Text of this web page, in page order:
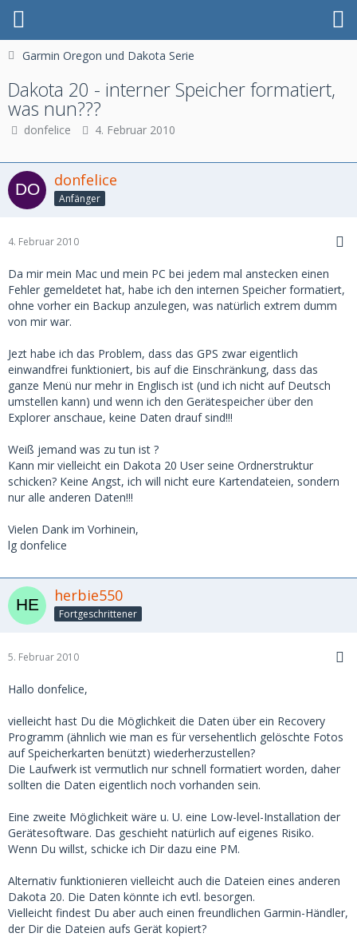
Garmin Oregon und Dakota Serie
Dakota 20 - interner Speicher formatiert,
was nun???
donfelice 4. Februar 2010
donfelice
Anfänger
4. Februar 2010
Da mir mein Mac und mein PC bei jedem mal anstecken einen
Fehler gemeldetet hat, habe ich den internen Speicher formatiert,
ohne vorher ein Backup anzulegen, was natürlich extrem dumm
von mir war.
Jezt habe ich das Problem, dass das GPS zwar eigentlich
einwandfrei funktioniert, bis auf die Einschränkung, dass das
ganze Menü nur mehr in Englisch ist (und ich nicht auf Deutsch
umstellen kann) und wenn ich den Gerätespeicher über den
Explorer anschaue, keine Daten drauf sind!!!
Weiß jemand was zu tun ist ?
Kann mir vielleicht ein Dakota 20 User seine Ordnerstruktur
schicken? Keine Angst, ich will nicht eure Kartendateien, sondern
nur alle anderen Daten!!!
Vielen Dank im Vorhinein,
lg donfelice
herbie550
Fortgeschrittener
5. Februar 2010
Hallo donfelice,
vielleicht hast Du die Möglichkeit die Daten über ein Recovery
Programm (ähnlich wie man es für versehentlich gelöschte Fotos
auf Speicherkarten benützt) wiederherzustellen?
Die Laufwerk ist vermutlich nur schnell formatiert worden, daher
sollten die Daten eigentlich noch vorhanden sein.
Eine zweite Möglichkeit wäre u. U. eine Low-level-Installation der
Gerätesoftware. Das geschieht natürlich auf eigenes Risiko.
Wenn Du willst, schicke ich Dir dazu eine PM.
Alternativ funktionieren vielleicht auch die Dateien eines anderen
Dakota 20. Die Daten könnte ich evtl. besorgen.
Vielleicht findest Du aber auch einen freundlichen Garmin-Händler,
der Dir die Dateien aufs Gerät kopiert?